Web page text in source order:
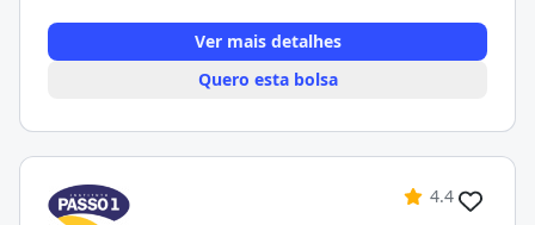
Ver mais detalhes
Quero esta bolsa
4.4